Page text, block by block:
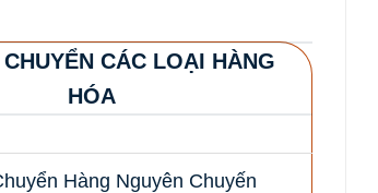
CÁC LOẠI HÀNG
HÓA
Hàng Nguyên Chuyến